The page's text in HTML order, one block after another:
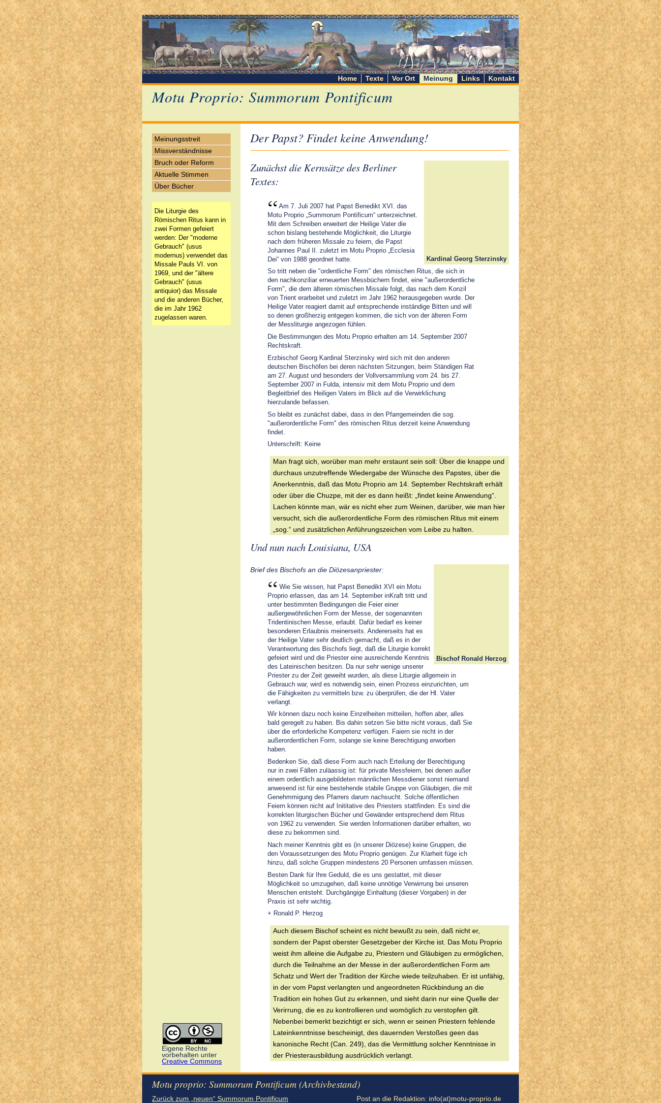
Motu Proprio: Summorum Pontificum
Home Texte Vor Ort Meinung Links Kontakt
Meinungsstreit
Missverständnisse
Bruch oder Reform
Aktuelle Stimmen
Über Bücher
Die Liturgie des
Römischen Ritus kann in
zwei Formen gefeiert
werden: Der "moderne
Gebrauch" (usus
modernus) verwendet das
Missale Pauls VI. von
1969, und der "ältere
Gebrauch" (usus
antiquior) das Missale
und die anderen Bücher,
die im Jahr 1962
zugelassen waren.
Der Papst? Findet keine Anwendung!
Kardinal Georg Sterzinsky
Zunächst die Kernsätze des Berliner
Textes:
Am 7. Juli 2007 hat Papst Benedikt XVI. das
Motu Proprio „Summorum Pontificum“ unterzeichnet.
Mit dem Schreiben erweitert der Heilige Vater die
schon bislang bestehende Möglichkeit, die Liturgie
nach dem früheren Missale zu feiern, die Papst
Johannes Paul II. zuletzt im Motu Proprio „Ecclesia
Dei“ von 1988 geordnet hatte.
So tritt neben die "ordentliche Form" des römischen Ritus, die sich in
den nachkonziliar erneuerten Messbüchern findet, eine "außerordentliche
Form", die dem älteren römischen Missale folgt, das nach dem Konzil
von Trient erarbeitet und zuletzt im Jahr 1962 herausgegeben wurde. Der
Heilige Vater reagiert damit auf entsprechende inständige Bitten und will
so denen großherzig entgegen kommen, die sich von der älteren Form
der Messliturgie angezogen fühlen.
Die Bestimmungen des Motu Proprio erhalten am 14. September 2007
Rechtskraft.
Erzbischof Georg Kardinal Sterzinsky wird sich mit den anderen
deutschen Bischöfen bei deren nächsten Sitzungen, beim Ständigen Rat
am 27. August und besonders der Vollversammlung vom 24. bis 27.
September 2007 in Fulda, intensiv mit dem Motu Proprio und dem
Begleitbrief des Heiligen Vaters im Blick auf die Verwirklichung
hierzulande befassen.
So bleibt es zunächst dabei, dass in den Pfarrgemeinden die sog.
"außerordentliche Form" des römischen Ritus derzeit keine Anwendung
findet.
Unterschrift: Keine
Man fragt sich, worüber man mehr erstaunt sein soll: Über die knappe und
durchaus unzutreffende Wiedergabe der Wünsche des Papstes, über die
Anerkenntnis, daß das Motu Proprio am 14. September Rechtskraft erhält
oder über die Chuzpe, mit der es dann heißt: „findet keine Anwendung“.
Lachen könnte man, wär es nicht eher zum Weinen, darüber, wie man hier
versucht, sich die außerordentliche Form des römischen Ritus mit einem
„sog.“ und zusätzlichen Anführungszeichen vom Leibe zu halten.
Und nun nach Louisiana, USA
Bischof Ronald Herzog
Brief des Bischofs an die Diözesanpriester:
Wie Sie wissen, hat Papst Benedikt XVI ein Motu
Proprio erlassen, das am 14. September inKraft tritt und
unter bestimmten Bedingungen die Feier einer
außergewöhnlichen Form der Messe, der sogenannten
Tridentinischen Messe, erlaubt. Dafür bedarf es keiner
besonderen Erlaubnis meinerseits. Andererseits hat es
der Heilige Vater sehr deutlich gemacht, daß es in der
Verantwortung des Bischofs liegt, daß die Liturgie korrekt
gefeiert wird und die Priester eine ausreichende Kenntnis
des Lateinischen besitzen. Da nur sehr wenige unserer
Priester zu der Zeit geweiht wurden, als diese Liturgie allgemein in
Gebrauch war, wird es notwendig sein, einen Prozess einzurichten, um
die Fähigkeiten zu vermitteln bzw. zu überprüfen, die der Hl. Vater
verlangt.
Wir können dazu noch keine Einzelheiten mitteilen, hoffen aber, alles
bald geregelt zu haben. Bis dahin setzen Sie bitte nicht voraus, daß Sie
über die erforderliche Kompetenz verfügen. Faiern sie nicht in der
außerordentlichen Form, solange sie keine Berechtigung erworben
haben.
Bedenken Sie, daß diese Form auch nach Erteilung der Berechtigung
nur in zwei Fällen zuläassig ist: für private Messfeiern, bei denen außer
einem ordentlich ausgebildeten männlichen Messdiener sonst niemand
anwesend ist für eine bestehende stabile Gruppe von Gläubigen, die mit
Genehmmigung des Pfarrers darum nachsucht. Solche öffentlichen
Feiern können nicht auf Inititative des Priesters stattfinden. Es sind die
korrekten liturgischen Bücher und Gewänder entsprechend dem Ritus
von 1962 zu verwenden. Sie werden Informationen darüber erhalten, wo
diese zu bekommen sind.
Nach meiner Kenntnis gibt es (in unserer Diözese) keine Gruppen, die
den Voraussetzungen des Motu Proprio genügen. Zur Klarheit füge ich
hinzu, daß solche Gruppen mindestens 20 Personen umfassen müssen.
Besten Dank für Ihre Geduld, die es uns gestattet, mit dieser
Möglichkeit so umzugehen, daß keine unnötige Verwirrung bei unseren
Menschen entsteht. Durchgängige Einhaltung (dieser Vorgaben) in der
Praxis ist sehr wichtig.
+ Ronald P. Herzog
Auch diesem Bischof scheint es nicht bewußt zu sein, daß nicht er,
sondern der Papst oberster Gesetzgeber der Kirche ist. Das Motu Proprio
weist ihm alleine die Aufgabe zu, Priestern und Gläubigen zu ermöglichen,
durch die Teilnahme an der Messe in der außerordentlichen Form am
Schatz und Wert der Tradition der Kirche wiede teilzuhaben. Er ist unfähig,
in der vom Papst verlangten und angeordneten Rückbindung an die
Tradition ein hohes Gut zu erkennen, und sieht darin nur eine Quelle der
Verirrung, die es zu kontrollieren und womöglich zu verstopfen gilt.
Nebenbei bemerkt bezichtigt er sich, wenn er seinen Priestern fehlende
Lateinkenntnisse bescheinigt, des dauernden Verstoßes geen das
kanonische Recht (Can. 249), das die Vermittlung solcher Kenntnisse in
der Priesterausbildung ausdrücklich verlangt.
Motu proprio: Summorum Pontificum (Archivbestand)
Eigene Rechte
vorbehalten unter
Creative Commons
Zurück zum „neuen“ Summorum Pontificum Post an die Redaktion: info(at)motu-proprio.de